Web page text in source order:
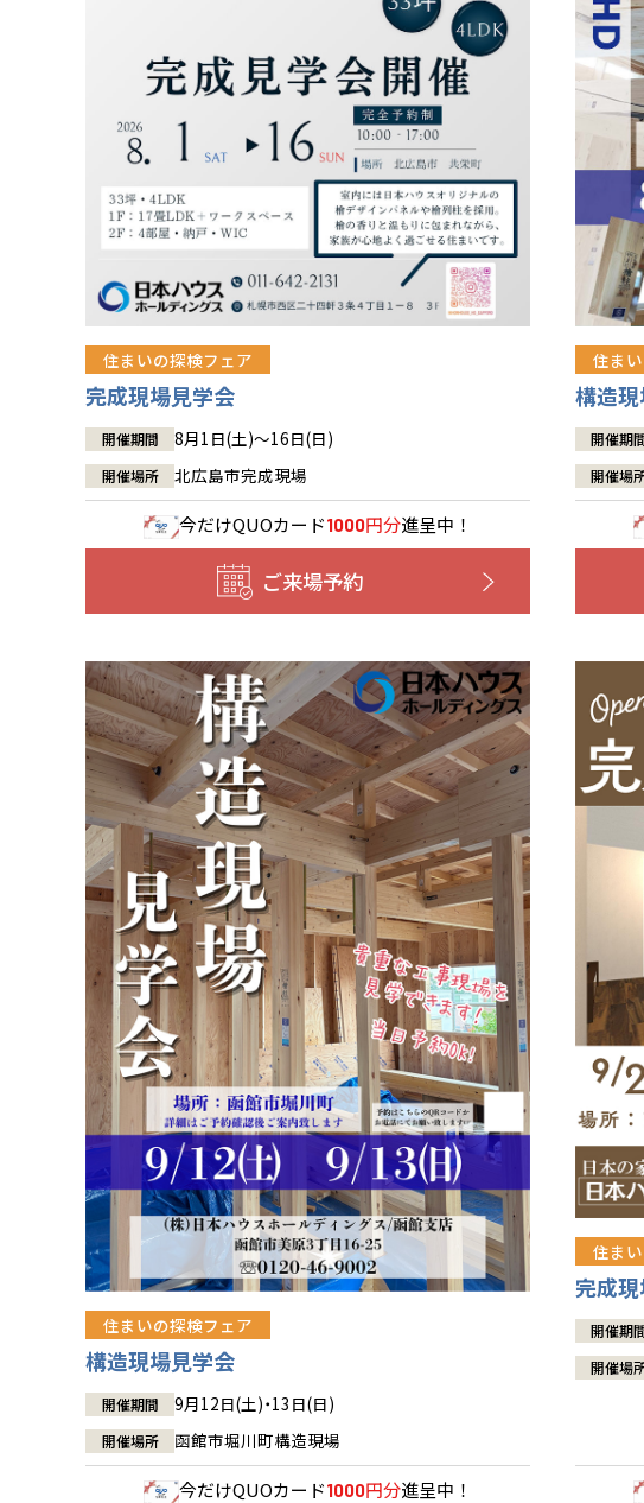
住まいの探検フェア
完成現場見学会
開催期間 8月1日(土)～16日(日)
開催場所 北広島市完成現場
今だけQUOカード1000円分進呈中！
ご来場予約
住ま
構造
開催期
開催場
住まいの探検フェア
構造現場見学会
開催期間 9月12日(土)・13日(日)
開催場所 函館市堀川町構造現場
今だけQUOカード1000円分進呈中！
住ま
完成
開催期
開催場
道央
道北
青森
秋田
宮城
福島
甲信
新潟
富山
石川
福井
関東
神奈川
埼玉
千葉
茨城
栃木
群馬
岐阜
静岡
三重
大阪
京都
兵庫
奈良
滋賀
中国・
岡山
香川
愛媛
鳥取
徳島
高知
九州
福岡
佐賀
熊本
長崎
沖縄
分譲
※現住所の
現住所
移住の計
道央
道北
道南
道東
青森県
秋田県
岩手県
山形県
宮城県
福島県
甲信
新潟県
長野県
富山県
石川県
福井県
関東
東京都
神奈
埼玉県
千葉県
茨城県
栃木県
愛知県
岐阜県
静岡県
三重県
大阪府
京都府
兵庫県
奈良県
中国・
岡山県
香川県
愛媛県
九州
福岡県
佐賀県
熊本県
大分県